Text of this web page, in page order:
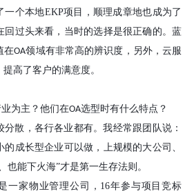
一个本地EKP项目，顺理成章地也成为了
回过头来看，当时的选择是很正确的。蓝
在OA领域有非常高的辨识度，另外，云服
高了客户的满意度。
为主？他们在OA选型时有什么特点？
散，各行各业都有。我经常跟团队说：
成长型企业可以做，上规模的大公司、
也能下火海”才是第一生存法则。
一家物业管理公司， 16年参与项目竞标